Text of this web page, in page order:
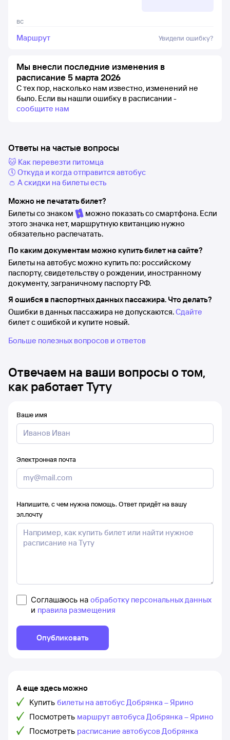
вс
Маршрут Увидели ошибку?
Мы внесли последние изменения в
расписание 5 марта 2026
С тех пор, насколько нам известно, изменений не
было. Если вы нашли ошибку в расписании -
сообщите нам
Ответы на частые вопросы
🐱 Как перевезти питомца
🕔 Откуда и когда отправится автобус
👛 А скидки на билеты есть
Можно не печатать билет?
Билеты со знаком
можно показать со смартфона. Если
этого значка нет, маршрутную квитанцию нужно
обязательно распечатать.
По каким документам можно купить билет на сайте?
Билеты на автобус можно купить по: российскому
паспорту, свидетельству о рождении, иностранному
документу, заграничному паспорту РФ.
Я ошибся в паспортных данных пассажира. Что делать?
Ошибки в данных пассажира не допускаются.Сдайте
билет с ошибкой и купите новый.
Больше полезных вопросов и ответов
Отвечаем на ваши вопросы о том,
как работает Туту
Ваше имя
Электронная почта
Напишите, с чем нужна помощь. Ответ придёт на вашу
эл.почту
Соглашаюсь на обработку персональных данных
и правила размещения
Опубликовать
А еще здесь можно
Купить билеты на автобус Добрянка – Ярино
Посмотреть маршрут автобуса Добрянка – Ярино
Посмотреть расписание автобусов Добрянка